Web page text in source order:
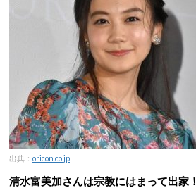
出典： oricon.co.jp
清水富美加さんは宗教にはまって出家！